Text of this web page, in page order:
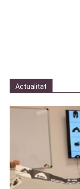
Actualitat